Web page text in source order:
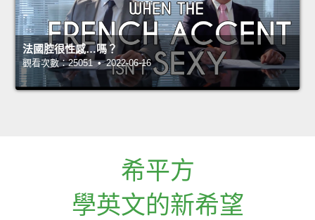
法國腔很性感…嗎？
觀看次數：25051 • 2022-06-16
希平方
學英文的新希望